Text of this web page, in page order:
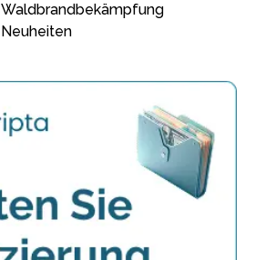
Waldbrandbekämpfung
Neuheiten